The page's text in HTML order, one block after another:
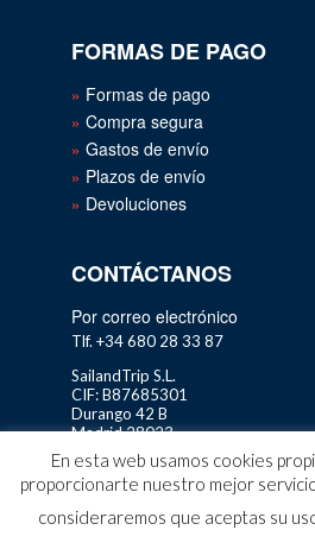
FORMAS DE PAGO
Formas de pago
Compra segura
Gastos de envío
Plazos de envío
Devoluciones
CONTÁCTANOS
Por correo electrónico
Tlf. +34 680 28 33 87
SailandTrip S.L.
CIF: B87685301
Durango 42 B
Madrid 28023
En esta web usamos cookies
proporcionarte nuestro mejor
consideraremos que aceptas su